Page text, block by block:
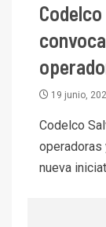
19 junio,
Codelco
operadoras
nueva
2